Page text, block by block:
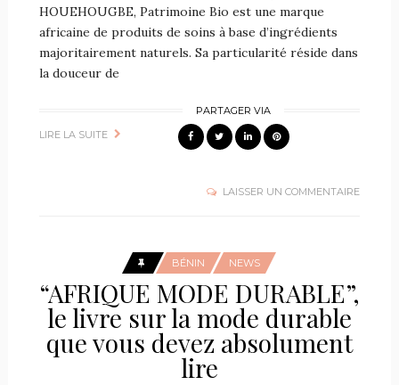
HOUEHOUGBE, Patrimoine Bio est une marque
africaine de produits de soins à base d’ingrédients
majoritairement naturels. Sa particularité réside dans
la douceur de
LIRE LA SUITE
PARTAGER VIA
LAISSER UN COMMENTAIRE
BÉNIN NEWS
“AFRIQUE MODE DURABLE”,
le livre sur la mode durable
que vous devez absolument
lire